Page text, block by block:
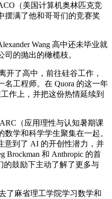
（美国计算机奥林匹克竞
摆满了他和哥哥们的竞赛奖
Wang 高中还未毕业就
的抛出的橄榄枝。
了高中，前往硅谷工作，
名工程师。在 Quora 的这一年
作上，并把这份热情延续到
（应用理性与认知暑期课
学和科学学生聚集在一起。
意到了 AI 的开创性潜力，并
Brockman 和 Anthropic 的首
的鼓励下主动了解了更多与
了麻省理工学院学习数学和